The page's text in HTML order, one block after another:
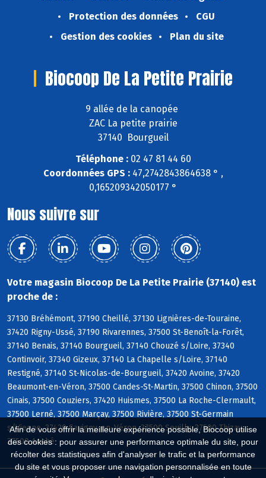
Afin de vous offrir la meilleure expérience possible, Biocoop utilise
des cookies : pour assurer une performance optimale du site, pour
récolter des statistiques afin d'analyser le trafic et la performance
du site et vous proposer une navigation personnalisée en toute
Protection des données
CGU
Gestion des cookies
Plan du site
Biocoop De La Petite Prairie
9 allée de la canopée
ZAC La petite prairie
37140 Bourgueil
Téléphone :02 47 81 44 60
Coordonnées GPS :47,2742843864638 ° ,
0,165209342050177 °
Nous suivre sur
Votre magasin Biocoop De La Petite Prairie (37140) est
proche de :
37130 Bréhémont, 37190 Cheillé, 37130 Lignières-de-Touraine,
37420 Rigny-Ussé, 37190 Rivarennes, 37500 St-Benoît-la-Forêt,
37140 Benais, 37140 Bourgueil, 37140 Chouzé s/Loire, 37340
Continvoir, 37340 Gizeux, 37140 La Chapelle s/Loire, 37140
Restigné, 37140 St-Nicolas-de-Bourgueil, 37420 Avoine, 37420
Beaumont-en-Véron, 37500 Candes-St-Martin, 37500 Chinon, 37500
Cinais, 37500 Couziers, 37420 Huismes, 37500 La Roche-Clermault,
37500 Lerné, 37500 Marçay, 37500 Rivière, 37500 St-Germain
s/Vienne, 37420 Savigny-en-Véron, 37500 Seuilly, 37500 Thizay,
37500 Anché